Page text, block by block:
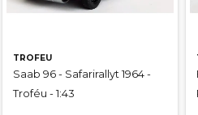
TROFEU
Saab 96 - Safarirallyt 1964 -
Troféu - 1:43